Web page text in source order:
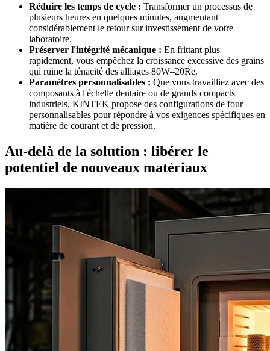
Réduire les temps de cycle : Transformer un processus de
plusieurs heures en quelques minutes, augmentant
considérablement le retour sur investissement de votre
laboratoire.
Préserver l'intégrité mécanique : En frittant plus
rapidement, vous empêchez la croissance excessive des grains
qui ruine la ténacité des alliages 80W–20Re.
Paramètres personnalisables : Que vous travailliez avec des
composants à l'échelle dentaire ou de grands compacts
industriels, KINTEK propose des configurations de four
personnalisables pour répondre à vos exigences spécifiques en
matière de courant et de pression.
Au-delà de la solution : libérer le
potentiel de nouveaux matériaux